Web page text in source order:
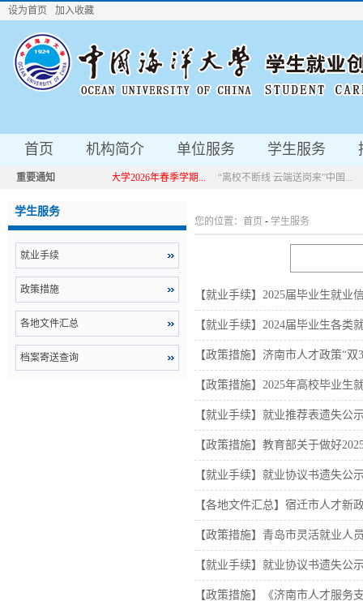
设为首页 加入收藏
首页 机构简介 单位服务 学生服务
重要通知 中国海洋大学2026年春季学期...
“离校不断线 云端送岗来”中国...
学生服务
就业手续
政策措施
各地文件汇总
档案寄送查询
您的位置： 首页 - 学生服务
【就业手续】2025届毕业生就
【就业手续】2024届毕业生各类
【政策措施】济南市人才政策“双
【政策措施】2025年高校毕业生
【就业手续】就业推荐表遗失公
【政策措施】教育部关于做好
【就业手续】就业协议书遗失公
【各地文件汇总】宿迁市人才新
【政策措施】青岛市灵活就业人
【就业手续】就业协议书遗失公
【政策措施】《济南市人才服务